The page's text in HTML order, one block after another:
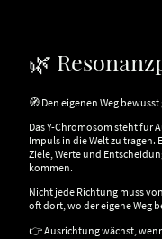
🌿
🧭 Den eigenen Weg bewusst
Das Y-Chromosom steht für
Impuls in die Welt zu
Ziele, Werte und
kommen.
Nicht jede Richtung muss
oft dort, wo der eigene Weg
👉 Ausrichtung wächst,